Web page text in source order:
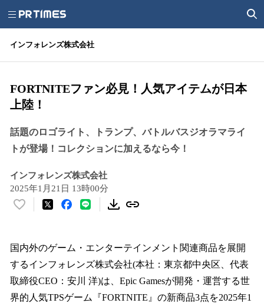
インフォレンズ株式会社
FORTNITEファン必見！人気アイテムが日本
上陸！
話題のロゴライト、トランプ、バトルバスジオラマライ
トが登場！コレクションに加えるなら今！
インフォレンズ株式会社
2025年1月21日 13時00分
い
！
数
を
読
み
国内外のゲーム・エンターテインメント関連商品を展開
するインフォレンズ株式会社(本社：東京都中央区、代表
取締役CEO：安川 洋)は、Epic Gamesが開発・運営する世
界的人気TPSゲーム『FORTNITE』の新商品3点を2025年1